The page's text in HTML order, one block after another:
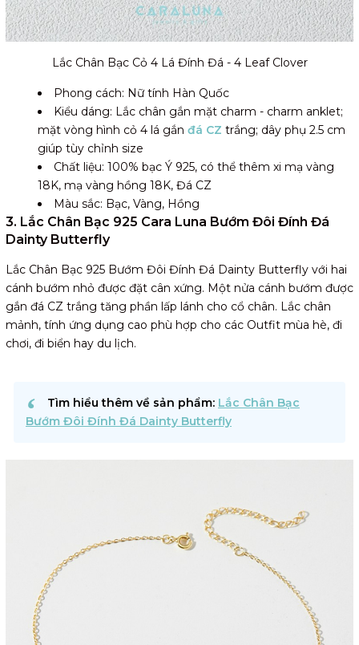
Lắc Chân Bạc Cỏ 4 Lá Đính Đá - 4 Leaf Clover
Phong cách: Nữ tính Hàn Quốc
Kiểu dáng: Lắc chân gắn mặt charm - charm anklet;
mặt vòng hình cỏ 4 lá gắn đá CZ trắng; dây phụ 2.5 cm
giúp tùy chỉnh size
Chất liệu: 100% bạc Ý 925, có thể thêm xi mạ vàng
18K, mạ vàng hồng 18K, Đá CZ
Màu sắc: Bạc, Vàng, Hồng
3. Lắc Chân Bạc 925 Cara Luna Bướm Đôi Đính Đá
Dainty Butterfly
Lắc Chân Bạc 925 Bướm Đôi Đính Đá Dainty Butterfly với hai
cánh bướm nhỏ được đặt cân xứng. Một nửa cánh bướm được
gắn đá CZ trắng tăng phần lấp lánh cho cổ chân. Lắc chân
mảnh, tính ứng dụng cao phù hợp cho các Outfit mùa hè, đi
chơi, đi biển hay du lịch.
Tìm hiểu thêm về sản phẩm: Lắc Chân Bạc
Bướm Đôi Đính Đá Dainty Butterfly